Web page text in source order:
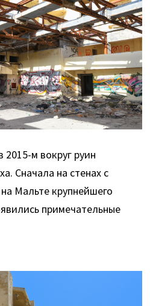
2015-м вокруг руин
Сначала на стенах с
Мальте крупнейшего
примечательные